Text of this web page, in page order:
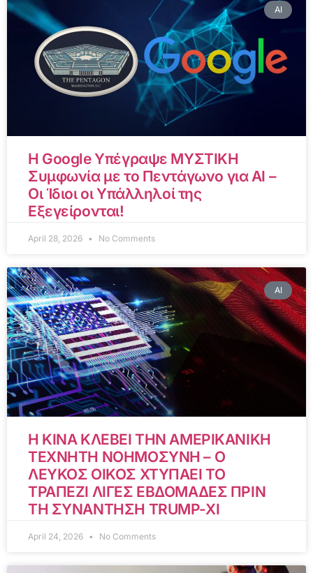
AI
Η Google Υπέγραψε ΜΥΣΤΙΚΗ
Συμφωνία με το Πεντάγωνο για AI –
Οι Ίδιοι οι Υπάλληλοί της
Εξεγείρονται!
April 28, 2026 No Comments
AI
Η ΚΙΝΑ ΚΛΕΒΕΙ ΤΗΝ ΑΜΕΡΙΚΑΝΙΚΗ
ΤΕΧΝΗΤΗ ΝΟΗΜΟΣΥΝΗ – Ο
ΛΕΥΚΟΣ ΟΙΚΟΣ ΧΤΥΠΑΕΙ ΤΟ
ΤΡΑΠΕΖΙ ΛΙΓΕΣ ΕΒΔΟΜΑΔΕΣ ΠΡΙΝ
ΤΗ ΣΥΝΑΝΤΗΣΗ TRUMP-XI
April 24, 2026 No Comments